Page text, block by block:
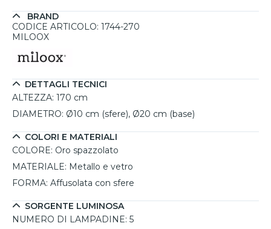
slanciata in metallo oro spazzolato, impreziosita da cinque
sfere in vetro bianco di Ø10 cm, posizionate su tutti i lati
funzionalità ed estetica, permettendo di personalizzare
lampadine LED dimmerabili (non incluse). La linea
moderna e la qualità garantita per 5 anni rendono questa
lampada un complemento d’arredo unico e raffinato
BRAND
CODICE ARTICOLO: 1744-270
MILOOX
DETTAGLI TECNICI
ALTEZZA: 170 cm
DIAMETRO: Ø10 cm (sfere), Ø20 cm (base)
COLORI E MATERIALI
COLORE: Oro spazzolato
MATERIALE: Metallo e vetro
FORMA: Affusolata con sfere
SORGENTE LUMINOSA
NUMERO DI LAMPADINE: 5